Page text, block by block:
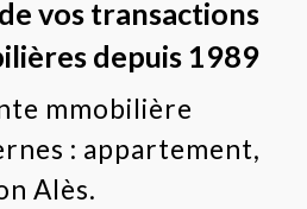
vos transactions
depuis 1989
: appartement,
Alès.